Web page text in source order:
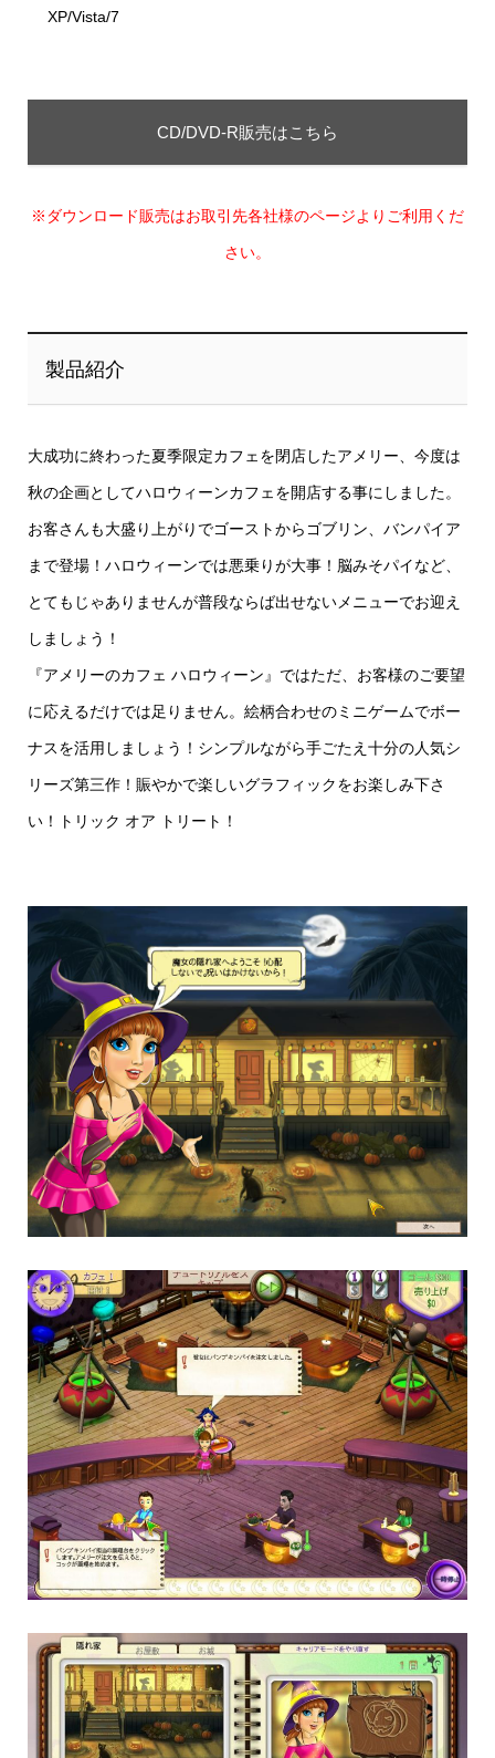
XP/Vista/7
CD/DVD-R販売はこちら
※ダウンロード販売はお取引先各社様のページよりご利用くだ
さい。
製品紹介
大成功に終わった夏季限定カフェを閉店したアメリー、今度は
秋の企画としてハロウィーンカフェを開店する事にしました。
お客さんも大盛り上がりでゴーストからゴブリン、バンパイア
まで登場！ハロウィーンでは悪乗りが大事！脳みそパイなど、
とてもじゃありませんが普段ならば出せないメニューでお迎え
しましょう！
『アメリーのカフェ ハロウィーン』ではただ、お客様のご要望
に応えるだけでは足りません。絵柄合わせのミニゲームでボー
ナスを活用しましょう！シンプルながら手ごたえ十分の人気シ
リーズ第三作！賑やかで楽しいグラフィックをお楽しみ下さ
い！トリック オア トリート！